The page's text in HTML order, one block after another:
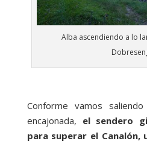
Alba ascendiendo a lo
Conforme vamos
encajonada, el sendero
para superar el Canalón,